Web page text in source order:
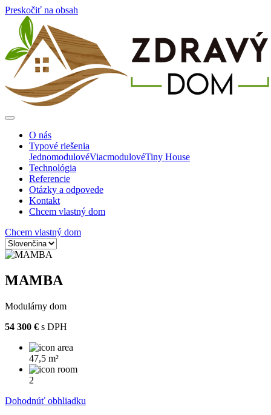
Preskočiť na obsah
O nás
Typové riešenia
JednomodulovéViacmodulovéTiny House
Technológia
Referencie
Otázky a odpovede
Kontakt
Chcem vlastný dom
Chcem vlastný dom
MAMBA
Modulárny dom
54 300 € s DPH
47,5 m²
2
Dohodnúť obhliadku